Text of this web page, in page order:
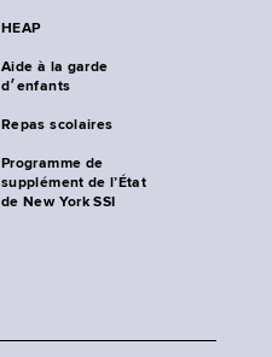
HEAP
Aide à la garde
d׳enfants
Repas scolaires
Programme de
supplément de l’État
de New York SSI